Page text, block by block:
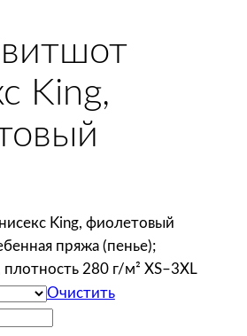
King,
King, фиолетовый
пряжа (пенье);
плотность 280 г/м² XS–3XL
Очистить